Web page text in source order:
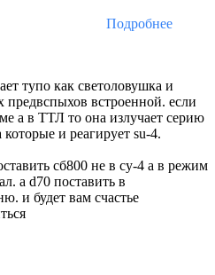
Подробнее
тупо как светоловушка и
предвспыхов встроенной. если
а в ТТЛ то она излучает серию
и реагирует su-4.
сб800 не в су-4 а в режим
а d70 поставить в
и будет вам счастье